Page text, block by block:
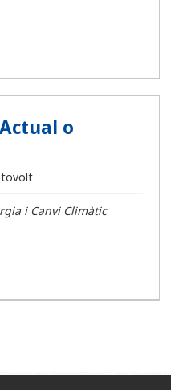
o
i Canvi Climàtic